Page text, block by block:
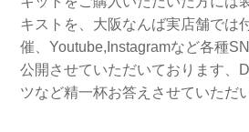
キストを、大阪なんば実店舗では
催、Youtube,Instagramなど各種
公開させていただいております、
ツなど精一杯お答えさせていただ